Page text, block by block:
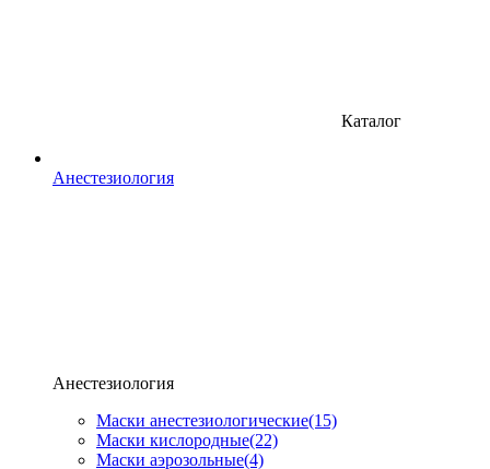
Каталог
Анестезиология
Анестезиология
Маски анестезиологические(15)
Маски кислородные(22)
Маски аэрозольные(4)